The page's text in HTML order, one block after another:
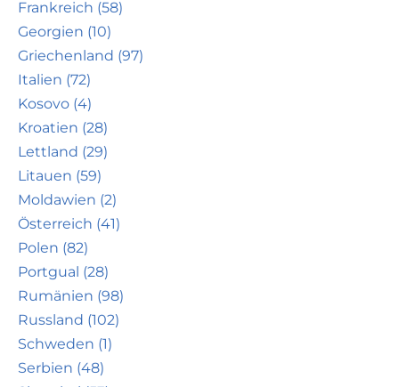
Frankreich (58)
Georgien (10)
Griechenland (97)
Italien (72)
Kosovo (4)
Kroatien (28)
Lettland (29)
Litauen (59)
Moldawien (2)
Österreich (41)
Polen (82)
Portgual (28)
Rumänien (98)
Russland (102)
Schweden (1)
Serbien (48)